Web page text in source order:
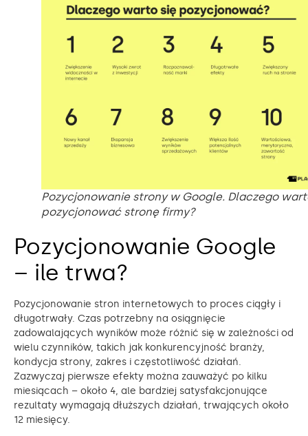
Pozycjonowanie strony w Google. Dlaczego
pozycjonować stronę firmy?
Pozycjonowanie Google
– ile trwa?
Pozycjonowanie stron internetowych to proces ciągły i
długotrwały. Czas potrzebny na osiągnięcie
zadowalających wyników może różnić się w zależności od
wielu czynników, takich jak konkurencyjność branży,
kondycja strony, zakres i częstotliwość działań.
Zazwyczaj pierwsze efekty można zauważyć po kilku
miesiącach – około 4, ale bardziej satysfakcjonujące
rezultaty wymagają dłuższych działań, trwających około
12 miesięcy.